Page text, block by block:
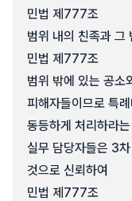
민법 제777조
범위 내의 친족과 그
민법 제777조
범위 밖에 있는 공소
피해자들이므로 특
동등하게 처리하라
실무 담당자들은 3
것으로 신뢰하여
민법 제777조